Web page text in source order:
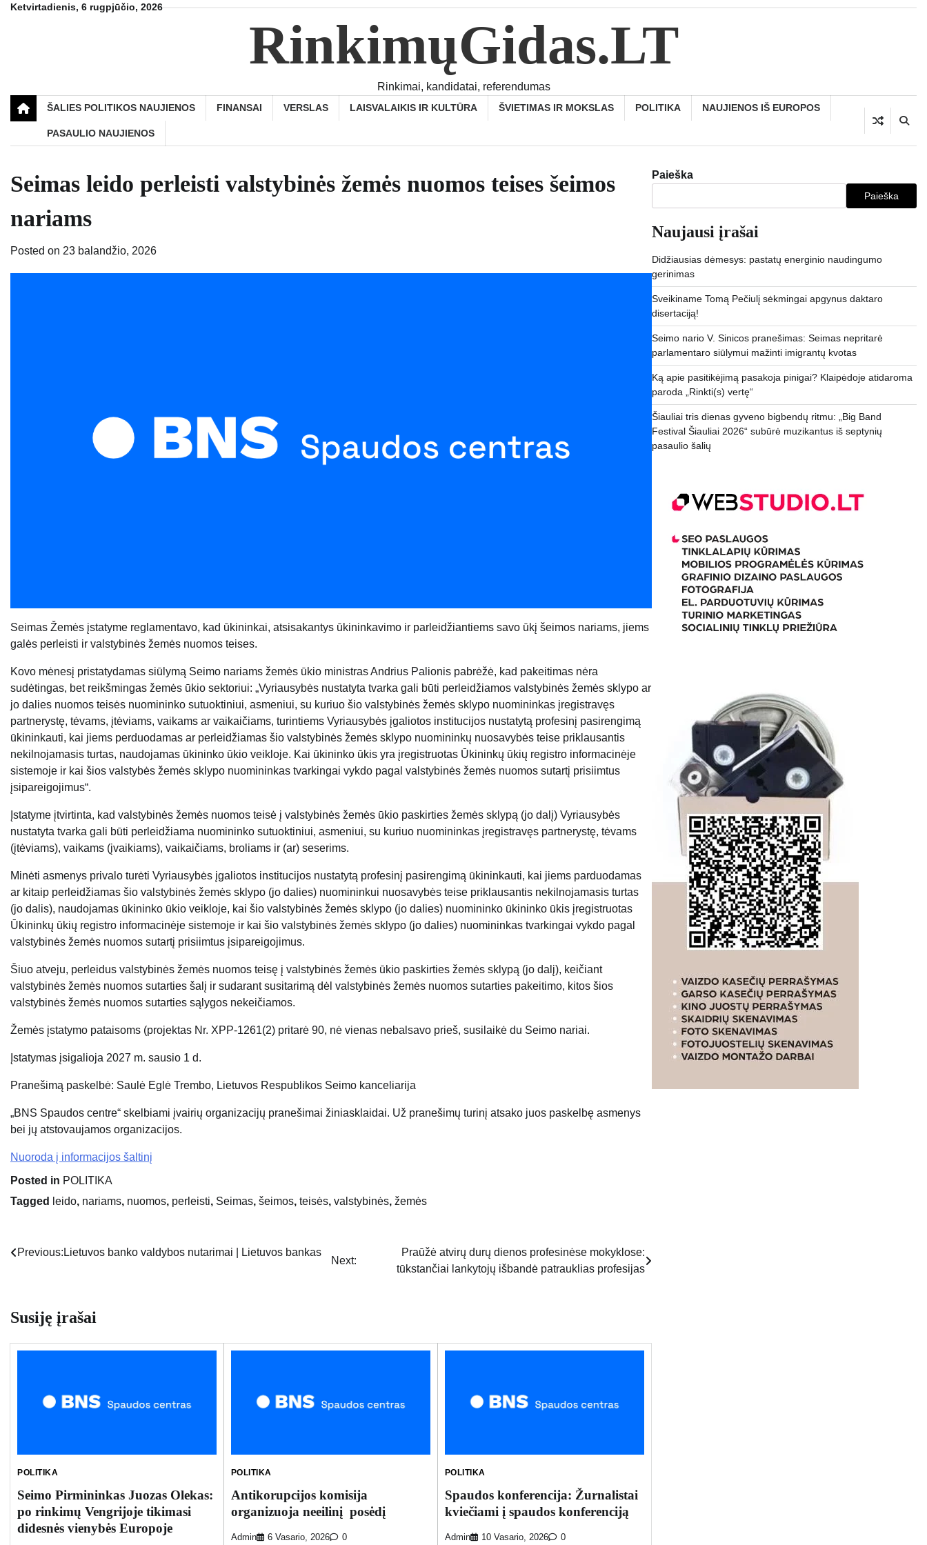
SkipKetvirtadienis, 6 rugpjūčio, 2026
RinkimųGidas.LT
Rinkimai, kandidatai, referendumas
ŠALIES POLITIKOS NAUJIENOS FINANSAI VERSLAS LAISVALAIKIS IR KULTŪRA ŠVIETIMAS IR MOKSLAS POLITIKA NAUJIENOS IŠ EUROPOS
PASAULIO NAUJIENOS
Seimas leido perleisti valstybinės žemės nuomos teises šeimos
nariams
Posted on 23 balandžio, 2026
Seimas Žemės įstatyme reglamentavo, kad ūkininkai, atsisakantys ūkininkavimo ir parleidžiantiems savo ūkį šeimos nariams, jiems
galės perleisti ir valstybinės žemės nuomos teises.
Kovo mėnesį pristatydamas siūlymą Seimo nariams žemės ūkio ministras Andrius Palionis pabrėžė, kad pakeitimas nėra
sudėtingas, bet reikšmingas žemės ūkio sektoriui: „Vyriausybės nustatyta tvarka gali būti perleidžiamos valstybinės žemės sklypo ar
jo dalies nuomos teisės nuomininko sutuoktiniui, asmeniui, su kuriuo šio valstybinės žemės sklypo nuomininkas įregistravęs
partnerystę, tėvams, įtėviams, vaikams ar vaikaičiams, turintiems Vyriausybės įgaliotos institucijos nustatytą profesinį pasirengimą
ūkininkauti, kai jiems perduodamas ar perleidžiamas šio valstybinės žemės sklypo nuomininkų nuosavybės teise priklausantis
nekilnojamasis turtas, naudojamas ūkininko ūkio veikloje. Kai ūkininko ūkis yra įregistruotas Ūkininkų ūkių registro informacinėje
sistemoje ir kai šios valstybės žemės sklypo nuomininkas tvarkingai vykdo pagal valstybinės žemės nuomos sutartį prisiimtus
įsipareigojimus“.
Įstatyme įtvirtinta, kad valstybinės žemės nuomos teisė į valstybinės žemės ūkio paskirties žemės sklypą (jo dalį) Vyriausybės
nustatyta tvarka gali būti perleidžiama nuomininko sutuoktiniui, asmeniui, su kuriuo nuomininkas įregistravęs partnerystę, tėvams
(įtėviams), vaikams (įvaikiams), vaikaičiams, broliams ir (ar) seserims.
Minėti asmenys privalo turėti Vyriausybės įgaliotos institucijos nustatytą profesinį pasirengimą ūkininkauti, kai jiems parduodamas
ar kitaip perleidžiamas šio valstybinės žemės sklypo (jo dalies) nuomininkui nuosavybės teise priklausantis nekilnojamasis turtas
(jo dalis), naudojamas ūkininko ūkio veikloje, kai šio valstybinės žemės sklypo (jo dalies) nuomininko ūkininko ūkis įregistruotas
Ūkininkų ūkių registro informacinėje sistemoje ir kai šio valstybinės žemės sklypo (jo dalies) nuomininkas tvarkingai vykdo pagal
valstybinės žemės nuomos sutartį prisiimtus įsipareigojimus.
Šiuo atveju, perleidus valstybinės žemės nuomos teisę į valstybinės žemės ūkio paskirties žemės sklypą (jo dalį), keičiant
valstybinės žemės nuomos sutarties šalį ir sudarant susitarimą dėl valstybinės žemės nuomos sutarties pakeitimo, kitos šios
valstybinės žemės nuomos sutarties sąlygos nekeičiamos.
Žemės įstatymo pataisoms (projektas Nr. XPP-1261(2) pritarė 90, nė vienas nebalsavo prieš, susilaikė du Seimo nariai.
Įstatymas įsigalioja 2027 m. sausio 1 d.
Pranešimą paskelbė: Saulė Eglė Trembo, Lietuvos Respublikos Seimo kanceliarija
„BNS Spaudos centre“ skelbiami įvairių organizacijų pranešimai žiniasklaidai. Už pranešimų turinį atsako juos paskelbę asmenys
bei jų atstovaujamos organizacijos.
Nuoroda į informacijos šaltinį
Posted in POLITIKA
Tagged
leido, nariams, nuomos, perleisti, Seimas, šeimos, teisės, valstybinės, žemės
Navigacija
Previous: Lietuvos banko valdybos nutarimai | Lietuvos bankas
Next:
Praūžė atvirų durų dienos profesinėse mokyklose:
tūkstančiai lankytojų išbandė patrauklias profesijas
Susiję įrašai
POLITIKA
Seimo Pirmininkas Juozas Olekas:
po rinkimų Vengrijoje tikimasi
didesnės vienybės Europoje
POLITIKA
Antikorupcijos komisija
organizuoja neeilinį posėdį
Admin 6 Vasario, 2026 0
POLITIKA
Spaudos konferencija: Žurnalistai
kviečiami į spaudos konferenciją
Admin 10 Vasario, 2026 0
Paieška
Paieška
Naujausi įrašai
Didžiausias dėmesys: pastatų energinio naudingumo
gerinimas
Sveikiname Tomą Pečiulį sėkmingai apgynus daktaro
disertaciją!
Seimo nario V. Sinicos pranešimas: Seimas nepritarė
parlamentaro siūlymui mažinti imigrantų kvotas
Ką apie pasitikėjimą pasakoja pinigai? Klaipėdoje atidaroma
paroda „Rinkti(s) vertę“
Šiauliai tris dienas gyveno bigbendų ritmu: „Big Band
Festival Šiauliai 2026“ subūrė muzikantus iš septynių
pasaulio šalių